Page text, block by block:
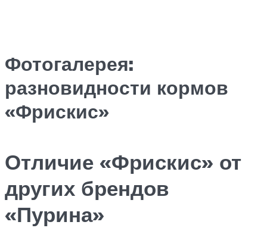
Фотогалерея:
разновидности кормов
«Фрискис»
Отличие «Фрискис» от
других брендов
«Пурина»